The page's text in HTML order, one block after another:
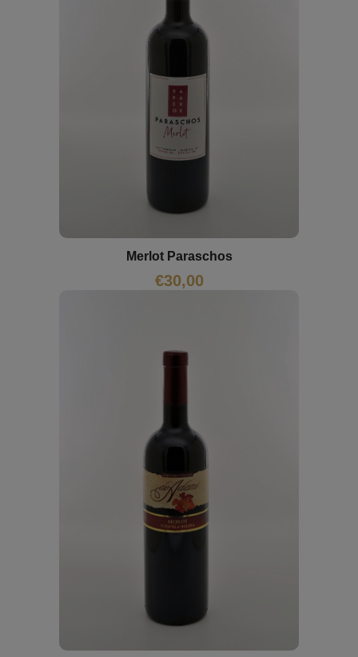
Merlot Paraschos
€30,00